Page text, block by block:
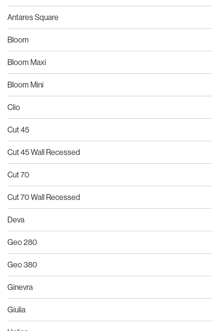
Antares Square
Bloom
Bloom Maxi
Bloom Mini
Clio
Cut 45
Cut 45 Wall Recessed
Cut 70
Cut 70 Wall Recessed
Deva
Geo 280
Geo 380
Ginevra
Giulia